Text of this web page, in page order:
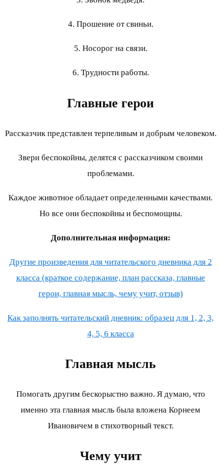
4. Прошение от свиньи.
5. Носорог на связи.
6. Трудности работы.
Главные герои
Рассказчик представлен терпеливым и добрым человеком.
Звери беспокойны, делятся с рассказчиком своими
проблемами.
Каждое животное обладает определенными качествами.
Но все они беспокойны и беспомощны.
Дополнительная информация:
Другие произведения для читательского дневника для 2
класса (краткое содержание, план рассказа, главные
герои, главная мысль, чему учит, отзыв)
Как заполнять читательский дневник: образец для 1, 2, 3,
4, 5, 6 класса
Главная мысль
Помогать другим бескорыстно важно. Я думаю, что
именно эта главная мысль была вложена Корнеем
Ивановичем в стихотворный текст.
Чему учит